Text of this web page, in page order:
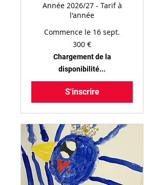
Année 2026/27 - Tarif à
l'année
Commence le 16 sept.
300 €
Chargement de la
disponibilité...
S'inscrire